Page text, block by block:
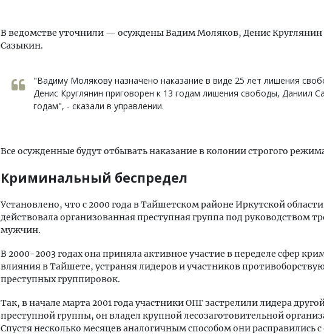
В ведомстве уточнили — осуждены Вадим Моляков, Денис
Сазыкин.
"Вадиму Молякову назначено наказание в виде 25 лет лишения
Денис Круглянин приговорен к 13 годам лишения свободы, Даниил
годам", - сказали в управлении.
Все осужденные будут отбывать наказание в колонии строгого
Криминальный беспредел
Установлено, что с 2000 года в Тайшетском районе Иркутской области
действовала организованная преступная группа под руководством
мужчин.
В 2000-2003 годах она приняла активное участие в переделе сфер
влияния в Тайшете, устраняя лидеров и участников
преступных группировок.
Так, в начале марта 2001 года участники ОПГ застрелили лидера
преступной группы, он владел крупной лесозаготовительной
Спустя несколько месяцев аналогичным способом они расправились